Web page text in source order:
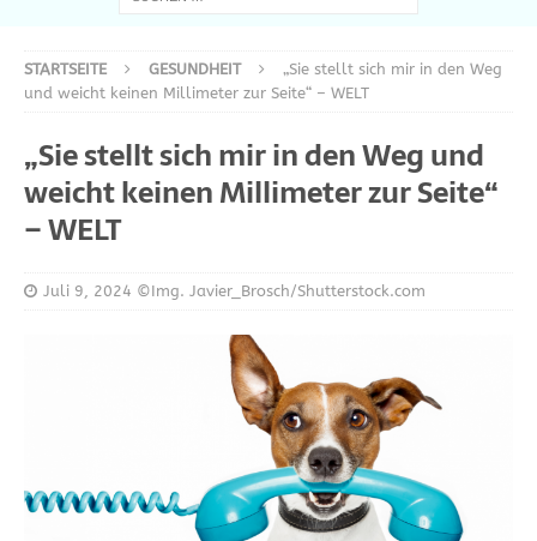
STARTSEITE GESUNDHEIT
„Sie stellt sich mir in den Weg
und weicht keinen Millimeter zur Seite“ – WELT
„Sie stellt sich mir in den Weg und
weicht keinen Millimeter zur Seite“
– WELT
Juli 9, 2024 ©Img. Javier_Brosch/Shutterstock.com